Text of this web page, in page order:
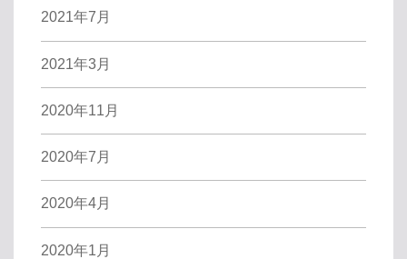
2021年7月
2021年3月
2020年11月
2020年7月
2020年4月
2020年1月